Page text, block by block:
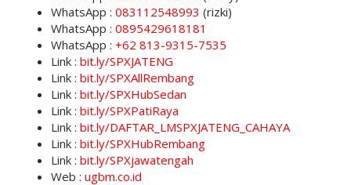
WhatsApp : 083112548993 (rizki)
WhatsApp : 0895429618181
WhatsApp : +62 813-9315-7535
Link : bit.ly/SPXJATENG
Link : bit.ly/SPXAllRembang
Link : bit.ly/SPXHubSedan
Link : bit.ly/SPXPatiRaya
Link : bit.ly/DAFTAR_LMSPXJATENG_CAHAYA
Link : bit.ly/SPXHubRembang
Link : bit.ly/SPXjawatengah
Web : ugbm.co.id